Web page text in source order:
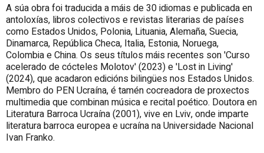
A súa obra foi traducida a máis de 30 idiomas e publicada en
antoloxías, libros colectivos e revistas literarias de países
como Estados Unidos, Polonia, Lituania, Alemaña, Suecia,
Dinamarca, República Checa, Italia, Estonia, Noruega,
Colombia e China. Os seus títulos máis recentes son 'Curso
acelerado de cócteles Molotov' (2023) e 'Lost in Living'
(2024), que acadaron edicións bilingües nos Estados Unidos.
Membro do PEN Ucraína, é tamén cocreadora de proxectos
multimedia que combinan música e recital poético. Doutora en
Literatura Barroca Ucraína (2001), vive en Lviv, onde imparte
literatura barroca europea e ucraína na Universidade Nacional
Ivan Franko.